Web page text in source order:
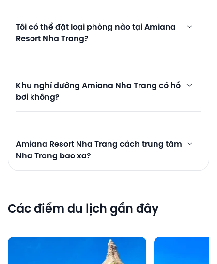
Tôi có thể đặt loại phòng nào tại Amiana
Resort Nha Trang?
Khu nghỉ dưỡng Amiana Nha Trang có hồ
bơi không?
Amiana Resort Nha Trang cách trung tâm
Nha Trang bao xa?
Các điểm du lịch gần đây